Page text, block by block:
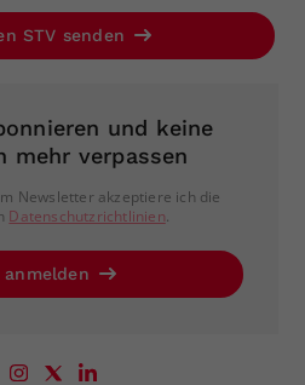
STV senden
und keine
mehr verpassen
Newsletter akzeptiere ich die
Datenschutzrichtlinien.